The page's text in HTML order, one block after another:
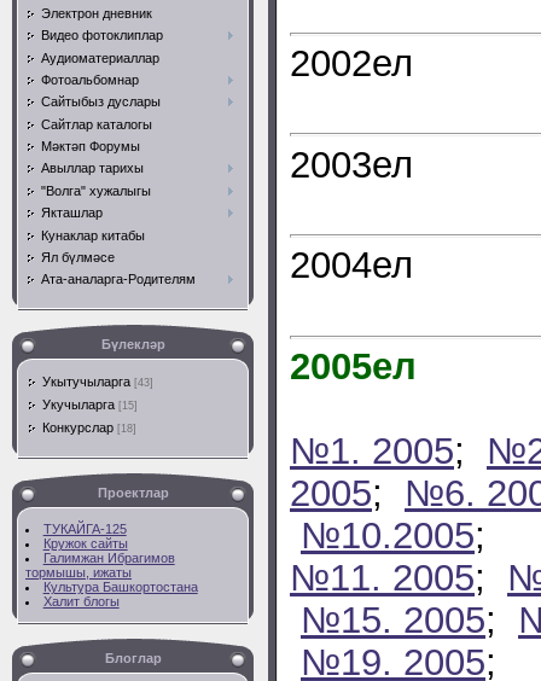
Электрон дневник
Видео фотоклиплар
Аудиоматериаллар
Фотоальбомнар
Сайтыбыз дуслары
Сайтлар каталогы
Мәктәп Форумы
Авыллар тарихы
"Волга" хужалыгы
Якташлар
Кунаклар китабы
Ял бүлмәсе
Ата-аналарга-Родителям
Бүлекләр
Укытучыларга [43]
Укучыларга [15]
Конкурслар [18]
Проектлар
ТУКАЙГА-125
Кружок сайты
Галимжан Ибрагимов
тормышы, ижаты
Культура Башкортостана
Халит блогы
Блоглар
2002ел
2003ел
2004ел
2005ел
№1. 2005;
2005; №6.
№10.2005;
№11. 2005;
№15. 2005;
№19. 2005;